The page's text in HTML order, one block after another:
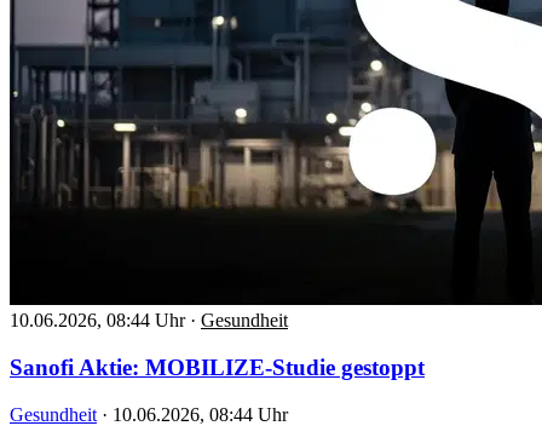
10.06.2026, 08:44 Uhr · Gesundheit
Sanofi Aktie: MOBILIZE-Studie gestoppt
Gesundheit · 10.06.2026, 08:44 Uhr